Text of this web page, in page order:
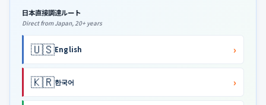
日本直接調達ルート
Direct from Japan, 20+ years
🇺🇸English ›
🇰🇷한국어 ›